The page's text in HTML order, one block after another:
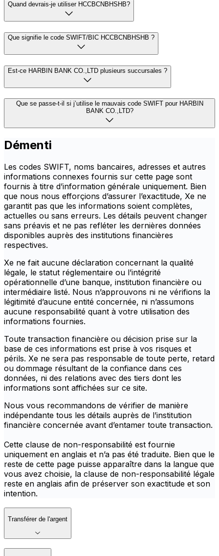
Quand devrais-je utiliser HCCBCNBHSHB?
Que signifie le code SWIFT/BIC HCCBCNBHSHB ?
Est-ce HARBIN BANK CO.,LTD plusieurs succursales ?
Que se passe-t-il si j’utilise le mauvais code SWIFT pour HARBIN
BANK CO.,LTD?
Démenti
Les codes SWIFT, noms bancaires, adresses et autres
informations connexes fournis sur cette page sont
fournis à titre d’information générale uniquement. Bien
que nous nous efforçions d’assurer l’exactitude, Xe ne
garantit pas que les informations soient complètes,
actuelles ou sans erreurs. Les détails peuvent changer
sans préavis et ne pas refléter les dernières données
disponibles auprès des institutions financières
respectives.
Xe ne fait aucune déclaration concernant la qualité
légale, le statut réglementaire ou l’intégrité
opérationnelle d’une banque, institution financière ou
intermédiaire listé. Nous n’approuvons ni ne vérifions la
légitimité d’aucune entité concernée, ni n’assumons
aucune responsabilité quant à votre utilisation des
informations fournies.
Toute transaction financière ou décision prise sur la
base de ces informations est prise à vos risques et
périls. Xe ne sera pas responsable de toute perte, retard
ou dommage résultant de la confiance dans ces
données, ni des relations avec des tiers dont les
informations sont affichées sur ce site.
Nous vous recommandons de vérifier de manière
indépendante tous les détails auprès de l’institution
financière concernée avant d’entamer toute transaction.
Cette clause de non-responsabilité est fournie
uniquement en anglais et n’a pas été traduite. Bien que le
reste de cette page puisse apparaître dans la langue que
vous avez choisie, la clause de non-responsabilité légale
reste en anglais afin de préserver son exactitude et son
intention.
Transférer de l'argent